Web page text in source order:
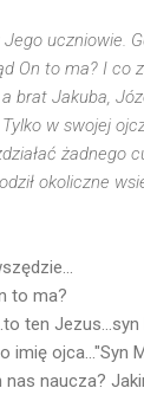
uczniowie.
On to ma? I
brat Jakuba,
w swojej
żadnego
okoliczne
to ma?
ten Jezus...syn
imię ojca..."Syn
nas naucza?